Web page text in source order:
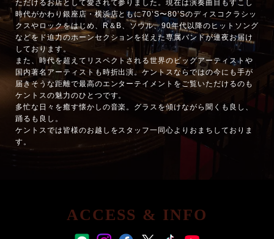
ただけるお店として愛されて参りました。現在は演奏曲目もすこし
時代がかわり銀座店・横浜店ともに70’S〜80’Sのディスコクラシッ
クスやロックをはじめ、R＆B、ソウル、90年代以降のヒットソング
などをド迫力のホーンセクションを従えた専属バンドが連夜お届け
しております。
また、時代を超えてリスペクトされる世界のビッグアーティストや
国内著名アーティストも時折出演。ケントスならではの今にも手が
届きそうな距離で最高のエンターテイメントをご覧いただけるのも
ケントスの魅力のひとつです。
多忙な日々を癒す懐かしの音楽。グラスを傾けながら聞くも良し、
踊るも良し。
ケントスでは皆様のお越しをスタッフ一同心よりおまちしておりま
す。
ACCESS & INFO